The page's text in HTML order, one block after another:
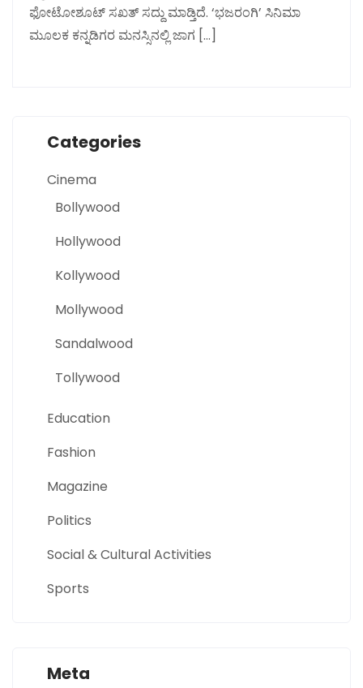
ಫೋಟೋಶೂಟ್ ಸಖತ್ ಸದ್ದು ಮಾಡ್ತಿದೆ. ‘ಭಜರಂಗಿ’ ಸಿನಿಮಾ
ಮೂಲಕ ಕನ್ನಡಿಗರ ಮನಸ್ಸಿನಲ್ಲಿ ಜಾಗ […]
Categories
Cinema
Bollywood
Hollywood
Kollywood
Mollywood
Sandalwood
Tollywood
Education
Fashion
Magazine
Politics
Social & Cultural Activities
Sports
Meta